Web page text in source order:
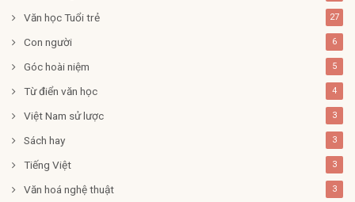
Văn học Tuổi trẻ 27
Con người 6
Góc hoài niệm 5
Từ điển văn học 4
Việt Nam sử lược 3
Sách hay 3
Tiếng Việt 3
Văn hoá nghệ thuật 3